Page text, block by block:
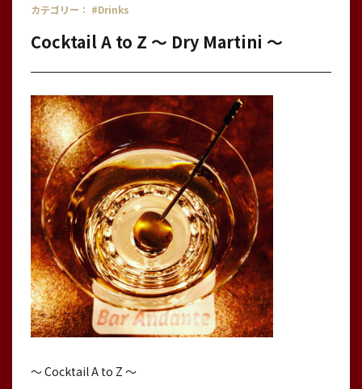
カテゴリー： #Drinks
Cocktail A to Z 〜 Dry Martini 〜
〜 Cocktail A to Z 〜